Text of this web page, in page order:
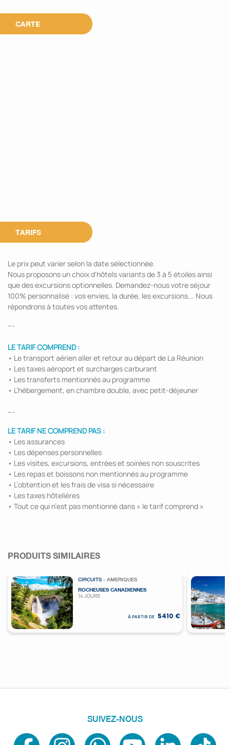
CARTE
TARIFS
Le prix peut varier selon la date sélectionnée.
Nous proposons un choix d'hôtels variants de 3 à 5 étoiles ainsi
que des excursions optionnelles. Demandez-nous votre séjour
100% personnalisé : vos envies, la durée, les excursions... Nous
répondrons à toutes vos attentes.
---
LE TARIF COMPREND :
• Le transport aérien aller et retour au départ de La Réunion
• Les taxes aéroport et surcharges carburant
• Les transferts mentionnés au programme
• L’hébergement, en chambre double, avec petit-déjeuner
---
LE TARIF NE COMPREND PAS :
• Les assurances
• Les dépenses personnelles
• Les visites, excursions, entrées et soirées non souscrites
• Les repas et boissons non mentionnés au programme
• L’obtention et les frais de visa si nécessaire
• Les taxes hôtelières
• Tout ce qui n’est pas mentionné dans « le tarif comprend »
PRODUITS SIMILAIRES
CIRCUITS - AMERIQUES
ROCHEUSES CANADIENNES
14 JOURS
À PARTIR DE 5410 €
SUIVEZ-NOUS